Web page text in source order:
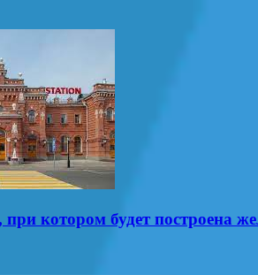
при котором будет построена